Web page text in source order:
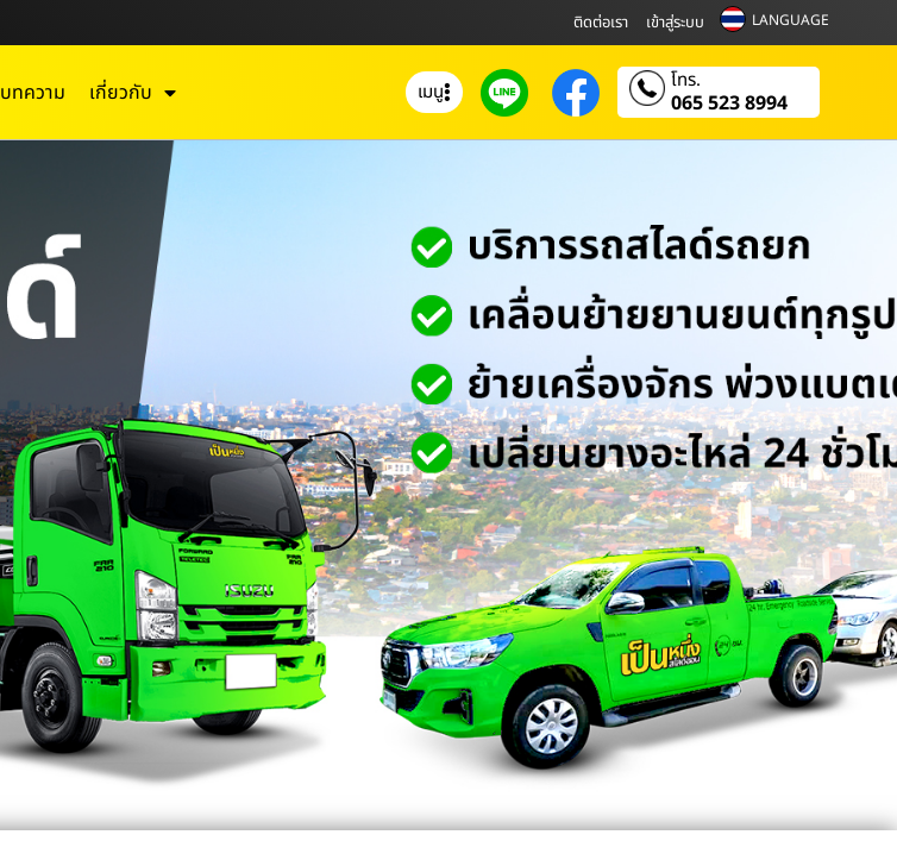
ติดต่อเรา เข้าสู่ระบบ LANGUAGE
บทความ เกี่ยวกับ เมนู โทร.
065 523 8994